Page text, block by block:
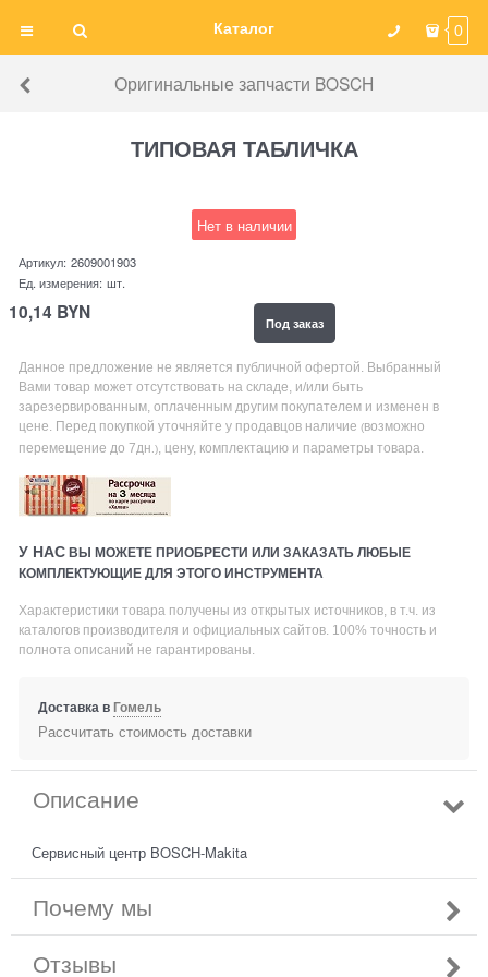
Каталог 0
Оригинальные запчасти BOSCH
ТИПОВАЯ ТАБЛИЧКА
Нет в наличии
Артикул: 2609001903
Ед. измерения: шт.
10,14 BYN Под заказ
Данное предложение не является публичной офертой. Выбранный
Вами товар может отсутствовать на складе, и/или быть
зарезервированным, оплаченным другим покупателем и изменен в
цене. Перед покупкой уточняйте у продавцов наличие(возможно
перемещение до 7дн .) , цену, комплектацию и параметры товара.
У НАС ВЫ МОЖЕТЕ ПРИОБРЕСТИ ИЛИ ЗАКАЗАТЬ ЛЮБЫЕ
КОМПЛЕКТУЮЩИЕ ДЛЯ ЭТОГО ИНСТРУМЕНТА
Характеристики товара получены из открытых источников, в т.ч. из
каталогов производителя и официальных сайтов. 100% точность и
полнота описаний не гарантированы.
Доставка вГомель
Рассчитать стоимость доставки
Описание
Сервисный центр BOSCH-Makita
Почему мы
Отзывы